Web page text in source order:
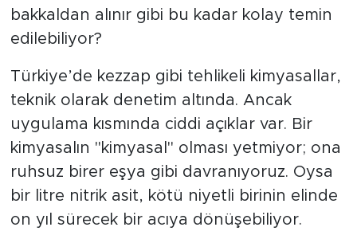
bakkaldan alınır gibi bu kadar kolay temin
edilebiliyor?
Türkiye’de kezzap gibi tehlikeli kimyasallar,
teknik olarak denetim altında. Ancak
uygulama kısmında ciddi açıklar var. Bir
kimyasalın "kimyasal" olması yetmiyor; ona
ruhsuz birer eşya gibi davranıyoruz. Oysa
bir litre nitrik asit, kötü niyetli birinin elinde
on yıl sürecek bir acıya dönüşebiliyor.